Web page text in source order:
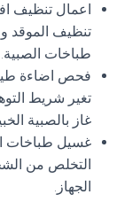
اعمال تنظيف
تنظيف الموقد
طباخات الصبية.
فحص اضاءة
تغير شريط
غاز بالصبية
غسيل طباخات
التخلص من
الجهاز.